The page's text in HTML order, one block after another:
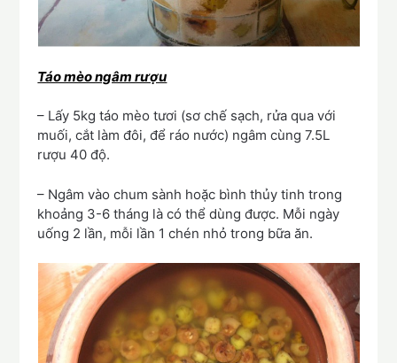
Táo mèo ngâm rượu
– Lấy 5kg táo mèo tươi (sơ chế sạch, rửa qua với
muối, cắt làm đôi, để ráo nước) ngâm cùng 7.5L
rượu 40 độ.
– Ngâm vào chum sành hoặc bình thủy tinh trong
khoảng 3-6 tháng là có thể dùng được. Mỗi ngày
uống 2 lần, mỗi lần 1 chén nhỏ trong bữa ăn.